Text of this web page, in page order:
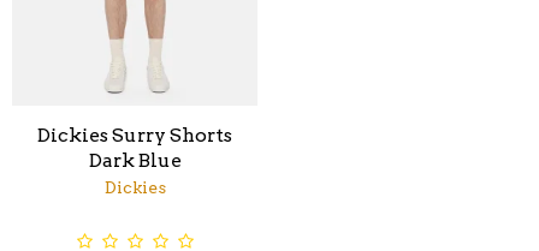
Dickies Surry Shorts
Dark Blue
Dickies